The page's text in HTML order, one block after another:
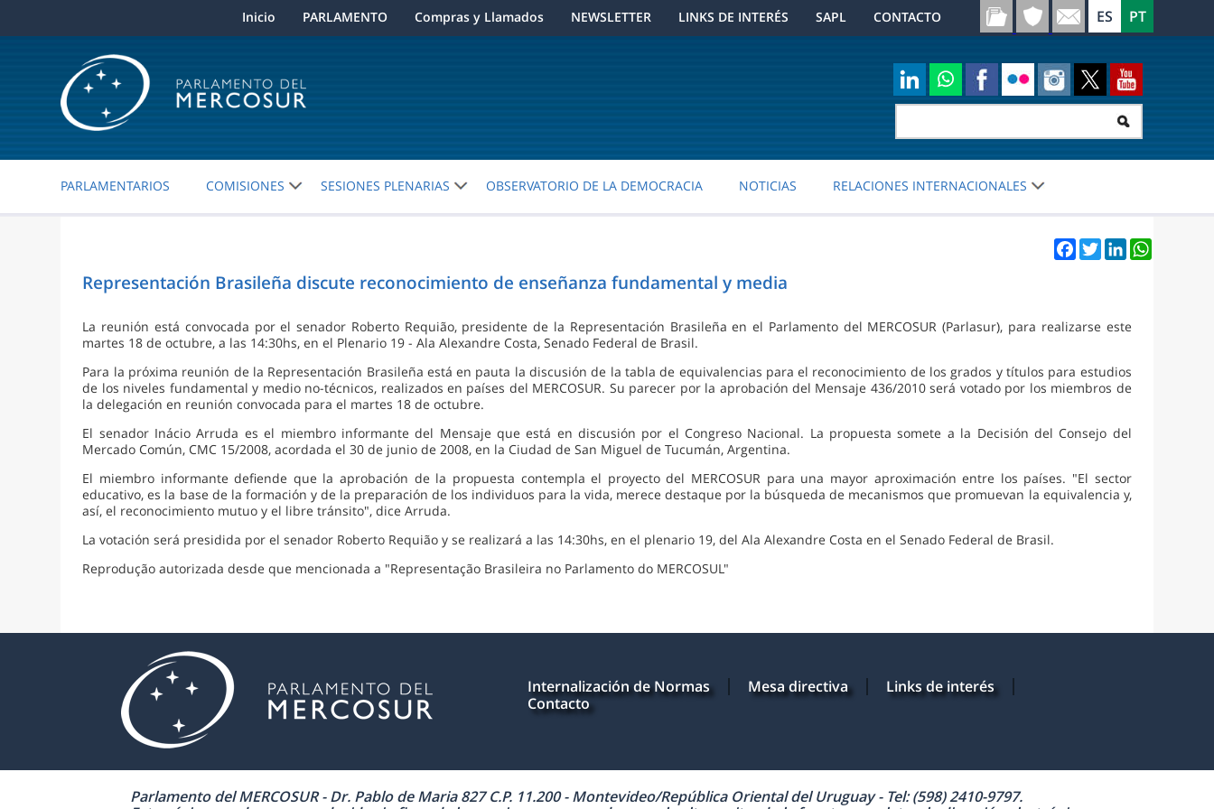
Inicio PARLAMENTO Compras y Llamados NEWSLETTER LINKS DE INTERÉS SAPL CONTACTO
PARLAMENTARIOS COMISIONES SESIONES PLENARIAS OBSERVATORIO DE LA DEMOCRACIA NOTICIAS RELACIONES INTERNACIONALES
Facebook
TwitterLinkedInWhatsApp
Representación Brasileña discute reconocimiento de enseñanza fundamental y media
La reunión está convocada por el senador Roberto Requião, presidente de la Representación Brasileña en el Parlamento del MERCOSUR (Parlasur), para realizarse este
martes 18 de octubre, a las 14:30hs, en el Plenario 19 - Ala Alexandre Costa, Senado Federal de Brasil.
Para la próxima reunión de la Representación Brasileña está en pauta la discusión de la tabla de equivalencias para el reconocimiento de los grados y títulos para estudios
de los niveles fundamental y medio no-técnicos, realizados en países del MERCOSUR. Su parecer por la aprobación del Mensaje 436/2010 será votado por los miembros de
la delegación en reunión convocada para el martes 18 de octubre.
El senador Inácio Arruda es el miembro informante del Mensaje que está en discusión por el Congreso Nacional. La propuesta somete a la Decisión del Consejo del
Mercado Común, CMC 15/2008, acordada el 30 de junio de 2008, en la Ciudad de San Miguel de Tucumán, Argentina.
El miembro informante defiende que la aprobación de la propuesta contempla el proyecto del MERCOSUR para una mayor aproximación entre los países. "El sector
educativo, es la base de la formación y de la preparación de los individuos para la vida, merece destaque por la búsqueda de mecanismos que promuevan la equivalencia y,
así, el reconocimiento mutuo y el libre tránsito", dice Arruda.
La votación será presidida por el senador Roberto Requião y se realizará a las 14:30hs, en el plenario 19, del Ala Alexandre Costa en el Senado Federal de Brasil.
Reprodução autorizada desde que mencionada a "Representação Brasileira no Parlamento do MERCOSUL"
Internalización de Normas Mesa directiva
Links de interés
Contacto
Parlamento del MERCOSUR - Dr. Pablo de Maria 827 C.P. 11.200 - Montevideo/República Oriental del Uruguay - Tel: (598) 2410-9797.